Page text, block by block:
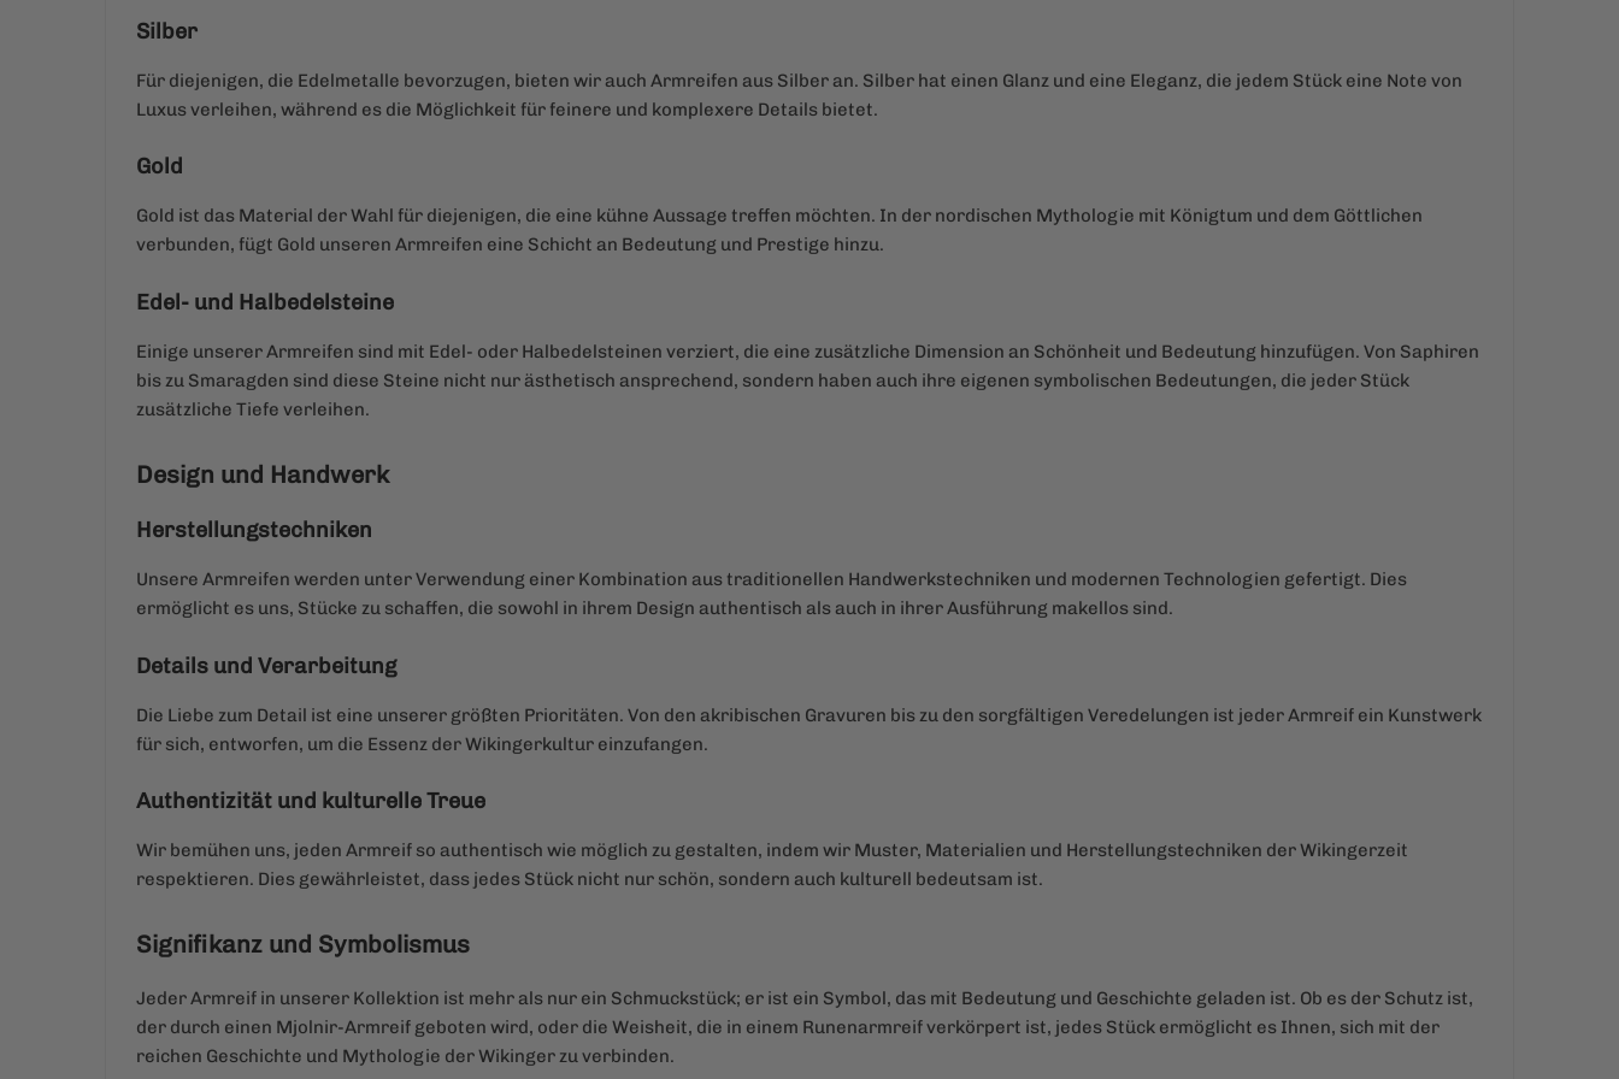
Silber
Für diejenigen, die Edelmetalle bevorzugen, bieten wir auch Armreifen aus Silber an. Silber hat einen Glanz und eine Eleganz, die jedem Stück eine Note von
Luxus verleihen, während es die Möglichkeit für feinere und komplexere Details bietet.
Gold
Gold ist das Material der Wahl für diejenigen, die eine kühne Aussage treffen möchten. In der nordischen Mythologie mit Königtum und dem Göttlichen
verbunden, fügt Gold unseren Armreifen eine Schicht an Bedeutung und Prestige hinzu.
Edel- und Halbedelsteine
Einige unserer Armreifen sind mit Edel- oder Halbedelsteinen verziert, die eine zusätzliche Dimension an Schönheit und Bedeutung hinzufügen. Von Saphiren
bis zu Smaragden sind diese Steine nicht nur ästhetisch ansprechend, sondern haben auch ihre eigenen symbolischen Bedeutungen, die jeder Stück
zusätzliche Tiefe verleihen.
Design und Handwerk
Herstellungstechniken
Unsere Armreifen werden unter Verwendung einer Kombination aus traditionellen Handwerkstechniken und modernen Technologien gefertigt. Dies
ermöglicht es uns, Stücke zu schaffen, die sowohl in ihrem Design authentisch als auch in ihrer Ausführung makellos sind.
Details und Verarbeitung
Die Liebe zum Detail ist eine unserer größten Prioritäten. Von den akribischen Gravuren bis zu den sorgfältigen Veredelungen ist jeder Armreif ein Kunstwerk
für sich, entworfen, um die Essenz der Wikingerkultur einzufangen.
Authentizität und kulturelle Treue
Wir bemühen uns, jeden Armreif so authentisch wie möglich zu gestalten, indem wir Muster, Materialien und Herstellungstechniken der Wikingerzeit
respektieren. Dies gewährleistet, dass jedes Stück nicht nur schön, sondern auch kulturell bedeutsam ist.
Signifikanz und Symbolismus
Jeder Armreif in unserer Kollektion ist mehr als nur ein Schmuckstück; er ist ein Symbol, das mit Bedeutung und Geschichte geladen ist. Ob es der Schutz ist,
der durch einen Mjolnir-Armreif geboten wird, oder die Weisheit, die in einem Runenarmreif verkörpert ist, jedes Stück ermöglicht es Ihnen, sich mit der
reichen Geschichte und Mythologie der Wikinger zu verbinden.